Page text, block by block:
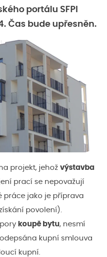
portálu SFPI
Čas bude upřesněn.
projekt, jehož výstavba
prací se nepovažují
práce jako je příprava
povolení).
koupě bytu, nesmí
kupní smlouva
kupní.